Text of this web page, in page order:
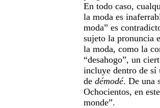
En todo caso,
la moda es
moda” es
sujeto la pronuncia
la moda, como la
“desahogo”, un
incluye dentro de sí
de démodé. De una
Ochocientos, en
monde”.